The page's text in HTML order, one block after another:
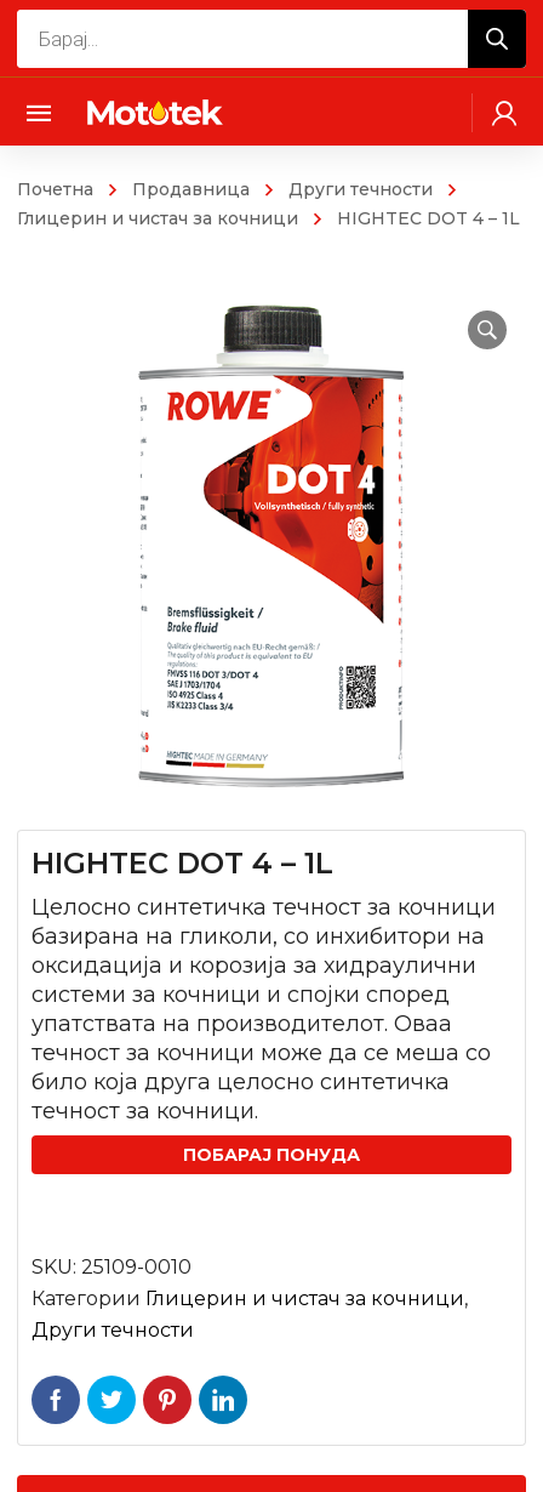
Почетна Продавница
Други течности
Глицерин и чистач за кочници
HIGHTEC DOT 4 – 1L
HIGHTEC DOT 4 – 1L
Целосно синтетичка течност за кочници
базирана на гликоли, со инхибитори на
оксидација и корозија за хидраулични
системи за кочници и спојки според
упатствата на производителот. Оваа
течност за кочници може да се меша со
било која друга целосно синтетичка
течност за кочници.
ПОБАРАЈ ПОНУДА
SKU: 25109-0010
Категории Глицерин и чистач за кочници,
Други течности